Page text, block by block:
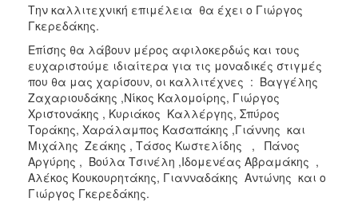
Την καλλιτεχνική επιμέλεια θα έχει ο Γιώργος
Γκερεδάκης.
Επίσης θα λάβουν μέρος αφιλοκερδώς και τους
ευχαριστούμε ιδιαίτερα για τις μοναδικές στιγμές
που θα μας χαρίσουν, οι καλλιτέχνες : Βαγγέλης
Ζαχαριουδάκης ,Νίκος Καλομοίρης, Γιώργος
Χριστονάκης , Κυριάκος Καλλέργης, Σπύρος
Τοράκης, Χαράλαμπος Κασαπάκης ,Γιάννης και
Μιχάλης Ζεάκης , Τάσος Κωστελίδης , Πάνος
Αργύρης , Βούλα Τσινέλη ,Ιδομενέας Αβραμάκης ,
Αλέκος Κουκουρητάκης, Γιανναδάκης Αντώνης και ο
Γιώργος Γκερεδάκης.